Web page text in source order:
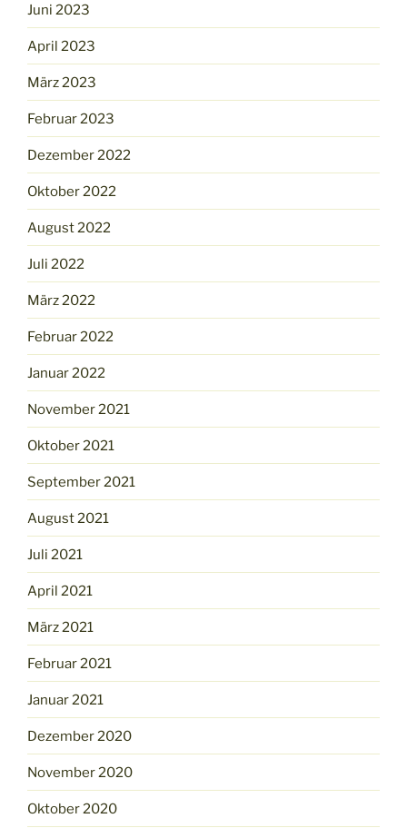
Juni 2023
April 2023
März 2023
Februar 2023
Dezember 2022
Oktober 2022
August 2022
Juli 2022
März 2022
Februar 2022
Januar 2022
November 2021
Oktober 2021
September 2021
August 2021
Juli 2021
April 2021
März 2021
Februar 2021
Januar 2021
Dezember 2020
November 2020
Oktober 2020